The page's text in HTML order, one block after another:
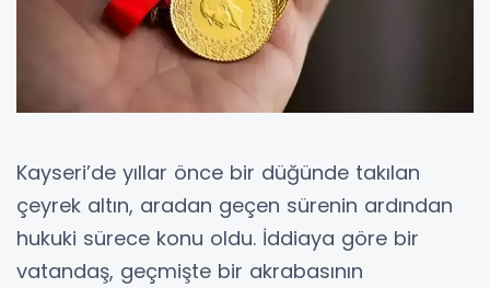
Kayseri’de yıllar önce bir düğünde takılan
çeyrek altın, aradan geçen sürenin ardından
hukuki sürece konu oldu. İddiaya göre bir
vatandaş, geçmişte bir akrabasının